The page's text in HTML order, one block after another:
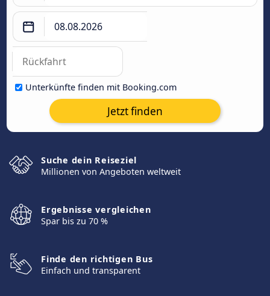
Unterkünfte finden mit Booking.com
Jetzt finden
Suche dein Reiseziel
Millionen von Angeboten weltweit
Ergebnisse vergleichen
Spar bis zu 70 %
Finde den richtigen Bus
Einfach und transparent